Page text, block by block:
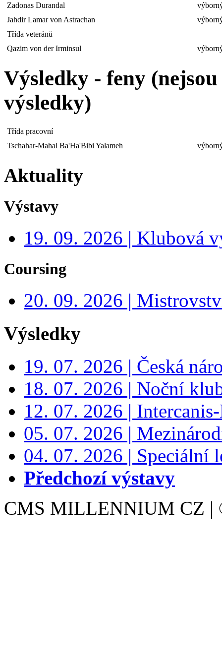
Zadonas Durandal
Jahdir Lamar von Astrachan
Třída veteránů
Qazim von der Irminsul
Výsledky - feny
výsledky)
Třída pracovní
Tschahar-Mahal Ba'Ha'Bibi Yalameh
Aktuality
Výstavy
19. 09. 2026 | Klubová
Coursing
20. 09. 2026 |
Výsledky
19. 07. 2026 | Česká
18. 07. 2026 | Noční
12. 07. 2026 |
05. 07. 2026 |
04. 07. 2026 | Speciální
Předchozí výstavy
CMS MILLENNIUM CZ |